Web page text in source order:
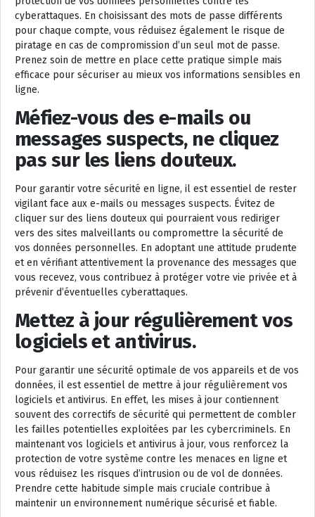
cyberattaques. En choisissant des mots de passe différents
pour chaque compte, vous réduisez également le risque de
piratage en cas de compromission d’un seul mot de passe.
Prenez soin de mettre en place cette pratique simple mais
efficace pour sécuriser au mieux vos informations sensibles en
ligne.
Méfiez-vous des e-mails ou
messages suspects, ne cliquez
pas sur les liens douteux.
Pour garantir votre sécurité en ligne, il est essentiel de rester
vigilant face aux e-mails ou messages suspects. Évitez de
cliquer sur des liens douteux qui pourraient vous rediriger
vers des sites malveillants ou compromettre la sécurité de
vos données personnelles. En adoptant une attitude prudente
et en vérifiant attentivement la provenance des messages que
vous recevez, vous contribuez à protéger votre vie privée et à
prévenir d’éventuelles cyberattaques.
Mettez à jour régulièrement vos
logiciels et antivirus.
Pour garantir une sécurité optimale de vos appareils et de vos
données, il est essentiel de mettre à jour régulièrement vos
logiciels et antivirus. En effet, les mises à jour contiennent
souvent des correctifs de sécurité qui permettent de combler
les failles potentielles exploitées par les cybercriminels. En
maintenant vos logiciels et antivirus à jour, vous renforcez la
protection de votre système contre les menaces en ligne et
vous réduisez les risques d’intrusion ou de vol de données.
Prendre cette habitude simple mais cruciale contribue à
maintenir un environnement numérique sécurisé et fiable.